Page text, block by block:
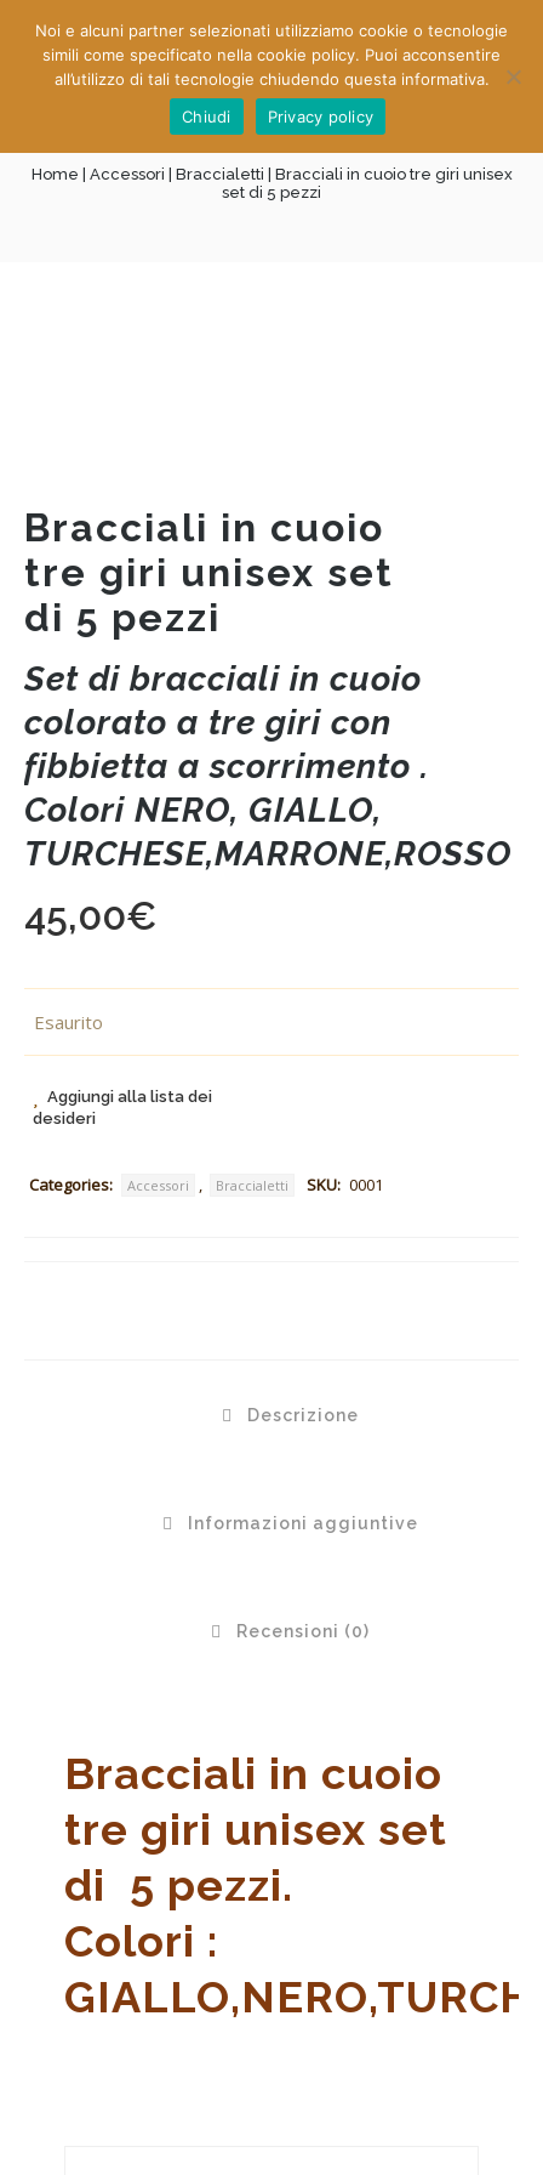
0
0
Home Accessori Braccialetti | Bracciali in cuoio tre giri unisex
set di 5 pezzi
Bracciali in cuoio
tre giri unisex set
di 5 pezzi
Set di bracciali in cuoio
colorato a tre giri con
fibbietta a scorrimento .
Colori NERO, GIALLO,
TURCHESE,MARRONE,ROSSO
45,00€
Esaurito
Aggiungi alla lista dei
desideri
Categories: Accessori , Braccialetti SKU: 0001
Descrizione
Informazioni aggiuntive
Recensioni (0)
Bracciali in cuoio
tre giri unisex set
di 5 pezzi.
Colori :
Noi e alcuni partner selezionati utilizziamo cookie o tecnologie
simili come specificato nella cookie policy. Puoi acconsentire
all’utilizzo di tali tecnologie chiudendo questa informativa.
Chiudi
Privacy policy